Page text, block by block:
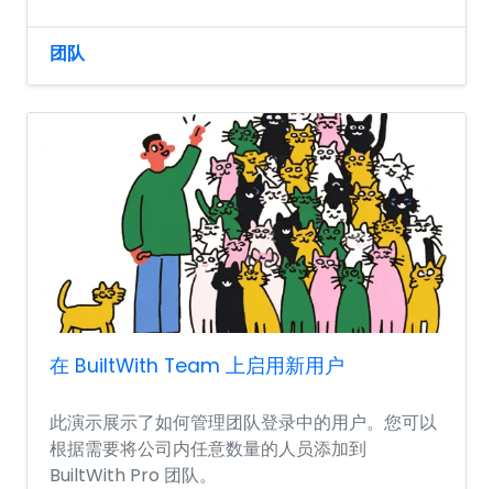
团队
在 BuiltWith Team 上启用新用户
此演示展示了如何管理团队登录中的用户。您可以
根据需要将公司内任意数量的人员添加到
BuiltWith Pro 团队。